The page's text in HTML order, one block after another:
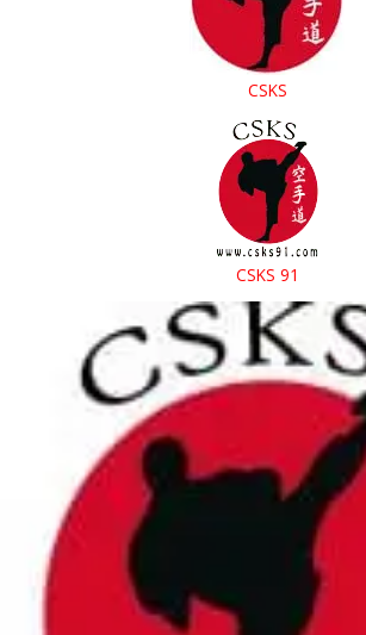
CSKS
CSKS 91